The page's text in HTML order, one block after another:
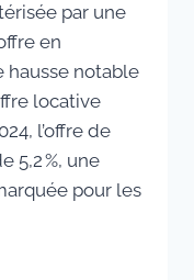
par une
en
hausse notable
locative
l’offre de
5,2 %, une
pour les